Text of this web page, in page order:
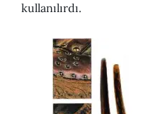
kullanılırdı.